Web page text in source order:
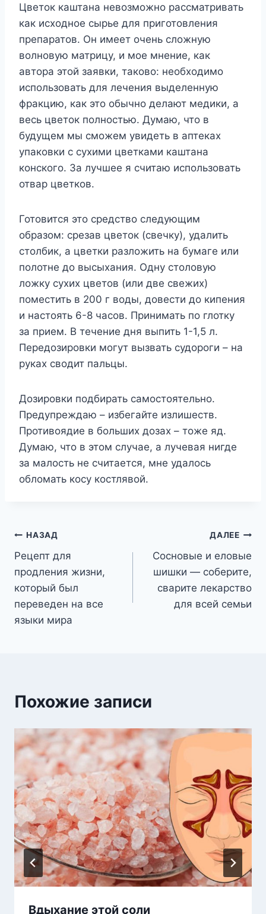
Цветок каштана невозможно рассматривать
как исходное сырье для приготовления
препаратов. Он имеет очень сложную
волновую матрицу, и мое мнение, как
автора этой заявки, таково: необходимо
использовать для лечения выделенную
фракцию, как это обычно делают медики, а
весь цветок полностью. Думаю, что в
будущем мы сможем увидеть в аптеках
упаковки с сухими цветками каштана
конского. За лучшее я считаю использовать
отвар цветков.
Готовится это средство следующим
образом: срезав цветок (свечку), удалить
столбик, а цветки разложить на бумаге или
полотне до высыхания. Одну столовую
ложку сухих цветов (или две свежих)
поместить в 200 г воды, довести до кипения
и настоять 6-8 часов. Принимать по глотку
за прием. В течение дня выпить 1-1,5 л.
Передозировки могут вызвать судороги – на
руках сводит пальцы.
Дозировки подбирать самостоятельно.
Предупреждаю – избегайте излишеств.
Противоядие в больших дозах – тоже яд.
Думаю, что в этом случае, а лучевая нигде
за малость не считается, мне удалось
обломать косу костлявой.
Навигация
по
записям
НАЗАД
Рецепт для
продления жизни,
который был
переведен на все
языки мира
ДАЛЕЕ
Сосновые и еловые
шишки — соберите,
сварите лекарство
для всей семьи
Похожие записи
Вдыхание этой соли